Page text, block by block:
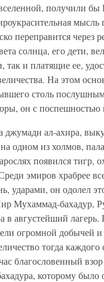
получили бы
мысль
переправится через
солнца, его дети,
и платящие ее,
На этом
столь
он с поспешностью
джумади ал-ахира,
одном из холмов,
появился
эмиров храбрее
ударами, он одолел
Мухаммад-бахадур,
августейший лагерь.
огромной добычей
тогда
благословенный
которому было